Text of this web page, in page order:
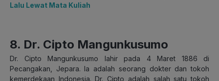
Lalu Lewat Mata Kuliah
8. Dr. Cipto Mangunkusumo
Dr. Cipto Mangunkusumo lahir pada 4 Maret 1886 di
Pecangakan, Jepara. Ia adalah seorang dokter dan tokoh
kemerdekaan Indonesia. Dr. Cipto adalah salah satu tokoh